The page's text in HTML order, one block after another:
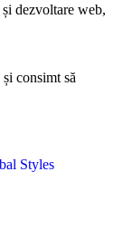
dezvoltare web,
și consimt să
Styles